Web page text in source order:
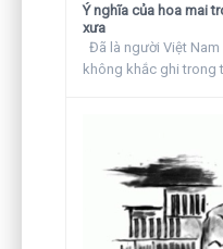
Ý nghĩa của hoa mai
xưa
Đã là người Việt
không khắc ghi trong